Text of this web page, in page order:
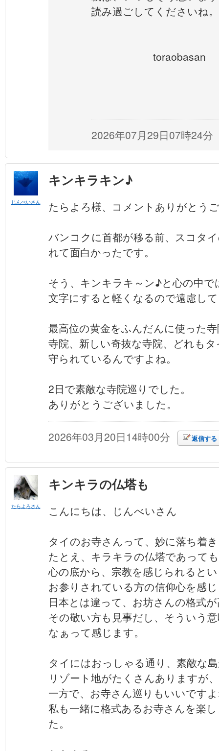
読み過ごしてくださいね。
toraobasan
2026年07月29日07時24分
じんべいさん
キンキラキン♪
たらよろ様、コメントありがとう
バンコクに首都が移る前、スコタ
れて面白かったです。
そう、キンキラキ～ン♪と心の中
文字にすると軽くなるので遠慮し
最高位の黄金をふんだんに使った
寺院、新しい奇抜な寺院、どれも
守られているんですよね。
2日で素敵な寺院巡りでした。
ありがとうございました。
2026年03月20日14時00分 返信する
たらよろさん
キンキラの仏塔も
こんにちは、じんべいさん
タイのお寺さんって、妙に落ち着
たとえ、キラキラの仏塔であって
心の底から、宗教を感じられると
お参りされている方の信仰心を感
日本とは違って、お坊さんの格式
その敬い方も見事だし、そういう
なぁって感じます。
タイにはおっしゃる通り、素敵な
リゾート地がたくさんありますが、
一方で、お寺さん巡りもいいです
私も一緒に格式あるお寺さんを楽
た。